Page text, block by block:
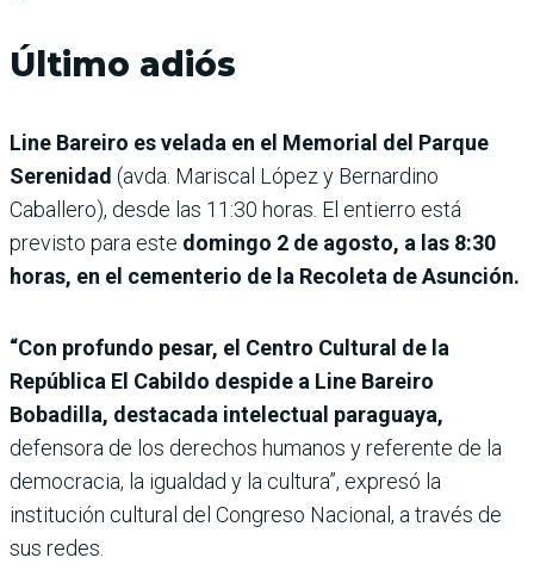
Último adiós
Line Bareiro es velada en el Memorial del Parque
Serenidad (avda. Mariscal López y Bernardino
Caballero), desde las 11:30 horas. El entierro está
previsto para este domingo 2 de agosto, a las 8:30
horas, en el cementerio de la Recoleta de Asunción.
“Con profundo pesar, el Centro Cultural de la
República El Cabildo despide a Line Bareiro
Bobadilla, destacada intelectual paraguaya,
defensora de los derechos humanos y referente de la
democracia, la igualdad y la cultura”, expresó la
institución cultural del Congreso Nacional, a través de
sus redes.